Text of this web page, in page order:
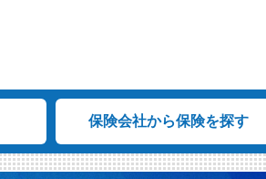
保険会社から保険を探す